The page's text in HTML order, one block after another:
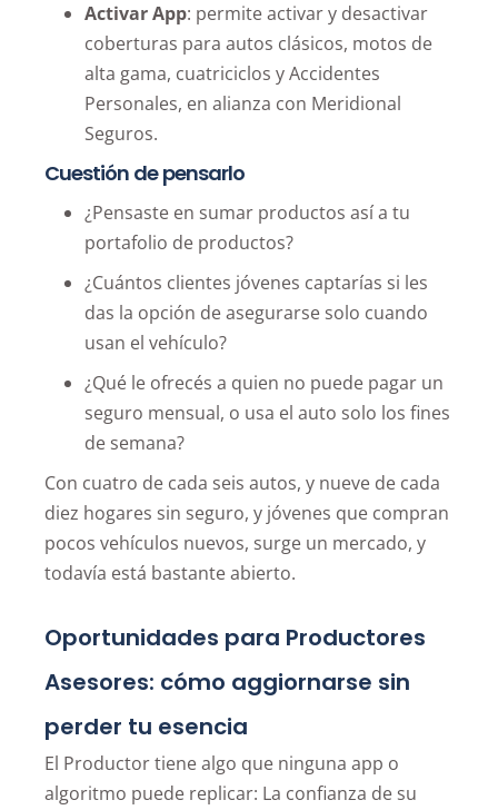
Activar App: permite activar y desactivar
coberturas para autos clásicos, motos de
alta gama, cuatriciclos y Accidentes
Personales, en alianza con Meridional
Seguros.
Cuestión de pensarlo
¿Pensaste en sumar productos así a tu
portafolio de productos?
¿Cuántos clientes jóvenes captarías si les
das la opción de asegurarse solo cuando
usan el vehículo?
¿Qué le ofrecés a quien no puede pagar un
seguro mensual, o usa el auto solo los fines
de semana?
Con cuatro de cada seis autos, y nueve de cada
diez hogares sin seguro, y jóvenes que compran
pocos vehículos nuevos, surge un mercado, y
todavía está bastante abierto.
Oportunidades para Productores
Asesores: cómo aggiornarse sin
perder tu esencia
El Productor tiene algo que ninguna app o
algoritmo puede replicar: La confianza de su